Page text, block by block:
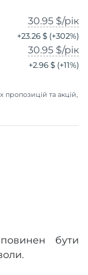
30.95 $/рік
+23.26 $ (+302%)
30.95 $/рік
+2.96 $ (+11%)
пропозицій та акцій,
бути